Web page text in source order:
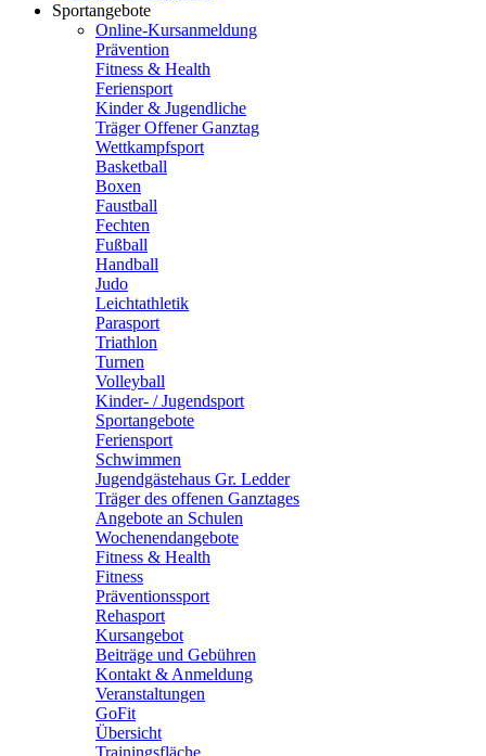
Sportangebote
Online-Kursanmeldung
Prävention
Fitness & Health
Feriensport
Kinder & Jugendliche
Träger Offener Ganztag
Wettkampfsport
Basketball
Boxen
Faustball
Fechten
Fußball
Handball
Judo
Leichtathletik
Parasport
Triathlon
Turnen
Volleyball
Kinder- / Jugendsport
Sportangebote
Feriensport
Schwimmen
Jugendgästehaus Gr. Ledder
Träger des offenen Ganztages
Angebote an Schulen
Wochenendangebote
Fitness & Health
Fitness
Präventionssport
Rehasport
Kursangebot
Beiträge und Gebühren
Kontakt & Anmeldung
Veranstaltungen
GoFit
Übersicht
Trainingsfläche